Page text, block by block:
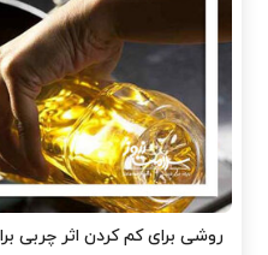
روشی برای کم کردن اثر چربی